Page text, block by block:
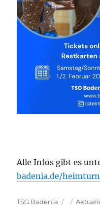
Alle Infos gibt es
badenia.de/
Autor
TSG Badenia